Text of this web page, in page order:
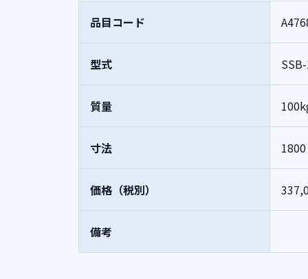
品目コード
型式
質量
寸法
価格（税別）
備考